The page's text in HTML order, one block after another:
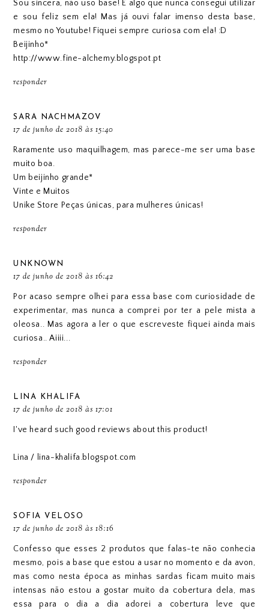
Sou sincera, não uso base! É algo que nunca consegui utilizar
e sou feliz sem ela! Mas já ouvi falar imenso desta base,
mesmo no Youtube! Fiquei sempre curiosa com ela! :D
Beijinho*
http://www.fine-alchemy.blogspot.pt
responder
SARA NACHMAZOV
17 de junho de 2018 às 15:40
Raramente uso maquilhagem, mas parece-me ser uma base
muito boa.
Um beijinho grande*
Vinte e Muitos
Unike Store Peças únicas, para mulheres únicas!
responder
UNKNOWN
17 de junho de 2018 às 16:42
Por acaso sempre olhei para essa base com curiosidade de
experimentar, mas nunca a comprei por ter a pele mista a
oleosa.. Mas agora a ler o que escreveste fiquei ainda mais
curiosa.. Aiiii...
responder
LINA KHALIFA
17 de junho de 2018 às 17:01
I've heard such good reviews about this product!
Lina / lina-khalifa.blogspot.com
responder
SOFIA VELOSO
17 de junho de 2018 às 18:16
Confesso que esses 2 produtos que falas-te não conhecia
mesmo, pois a base que estou a usar no momento e da avon,
mas como nesta época as minhas sardas ficam muito mais
intensas não estou a gostar muito da cobertura dela, mas
essa para o dia a dia adorei a cobertura leve que